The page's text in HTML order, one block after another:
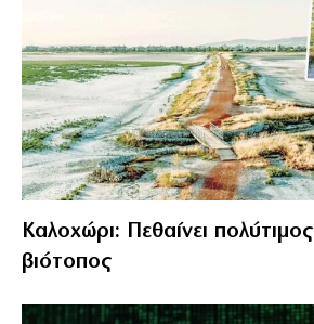
Καλοχώρι: Πεθαίνει πολύτιμος
βιότοπος